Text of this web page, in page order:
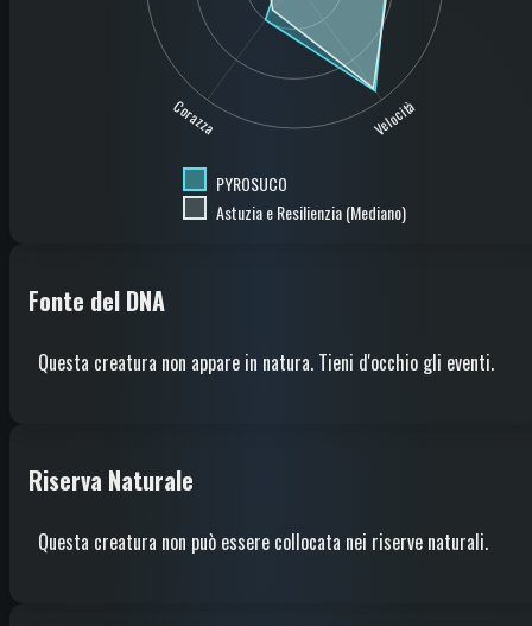
Velocità
Corazza
PYROSUCO
Astuzia e Resilienzia (Mediano)
Fonte del DNA
Questa creatura non appare in natura. Tieni d'occhio gli eventi.
Riserva Naturale
Questa creatura non può essere collocata nei riserve naturali.